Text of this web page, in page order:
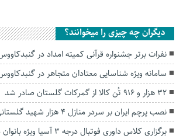
دیگران چه چیزی را میخوانند؟
نفرات برتر جشنواره قرآنی کمیته امداد در
سامانه ویژه شناسایی معتادان متجاهر در
۳۲ هزار و ۹۱۶ تُن کالا از گمرکات گلستان صادر شد
نصب پرچم ایران بر سردر منازل ۴ هزار شهید گلستانی
برگزاری کلاس داوری فوتبال درجه ۳ آسیا ویژه بانوان در گنبدکاووس